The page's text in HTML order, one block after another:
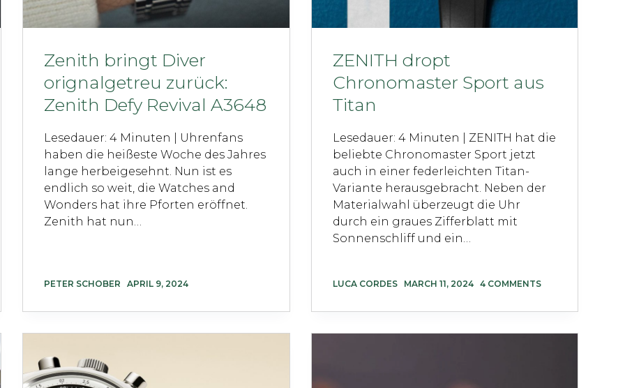
Zenith bringt Diver
orignalgetreu zurück:
Zenith Defy Revival A3648
Lesedauer: 4 Minuten | Uhrenfans
haben die heißeste Woche des Jahres
lange herbeigesehnt. Nun ist es
endlich so weit, die Watches and
Wonders hat ihre Pforten eröffnet.
Zenith hat nun…
PETER SCHOBER APRIL 9, 2024
ZENITH dropt
Chronomaster Sport aus
Titan
Lesedauer: 4 Minuten | ZENITH hat die
beliebte Chronomaster Sport jetzt
auch in einer federleichten Titan-
Variante herausgebracht. Neben der
Materialwahl überzeugt die Uhr
durch ein graues Zifferblatt mit
Sonnenschliff und ein…
LUCA CORDES MARCH 11, 2024 4 COMMENTS